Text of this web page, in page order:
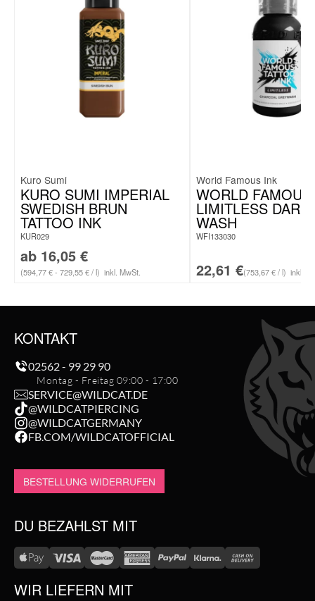
Kuro Sumi
KURO SUMI IMPERIAL
SWEDISH BRUN
TATTOO INK
KUR029
ab 16,05 €
(594,77 € - 729,55 € / l) inkl. MwSt.
World Famous Ink
WORLD
LIMITLESS DARK
WASH
WFI133030
22,61 €(753,67 € / l) inkl.
KONTAKT
02562 - 99 29 90
Montag - Freitag 09:00 - 17:00
SERVICE@WILDCAT.DE
@WILDCATPIERCING
@WILDCATGERMANY
FB.COM/WILDCATOFFICIAL
BESTELLUNG WIDERRUFEN
DU BEZAHLST MIT
WIR LIEFERN MIT